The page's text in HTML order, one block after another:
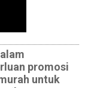
promosi
untuk